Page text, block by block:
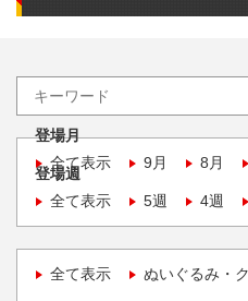
登場月
全て表示
9月 8月
登場週
全て表示
5週 4週
全て表示 ぬいぐるみ・